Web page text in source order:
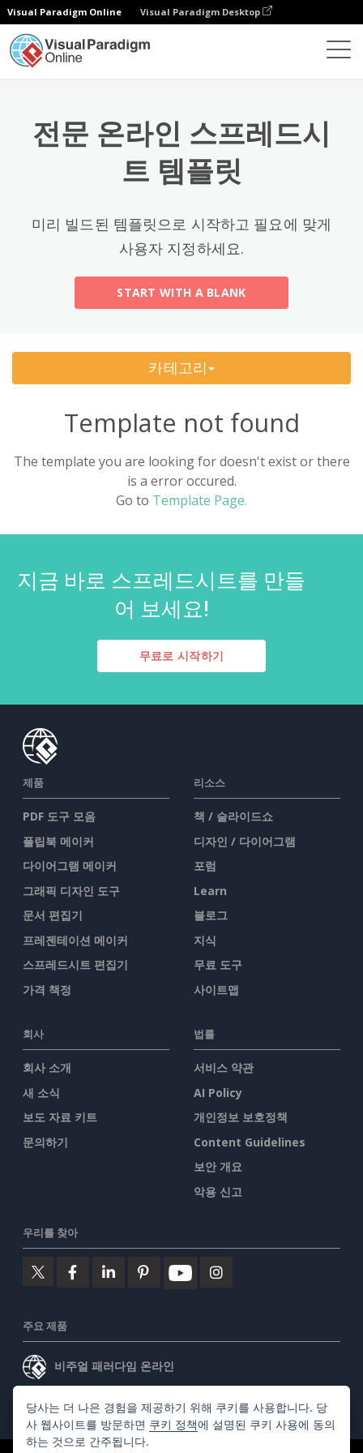
Visual Paradigm Online Visual Paradigm Desktop
전문 온라인 스프레드시
트 템플릿
미리 빌드된 템플릿으로 시작하고 필요에 맞게
사용자 지정하세요.
START WITH A BLANK
×
상위 카테고리
Calendars (13)
Timelines (5)
Agenda (2)
Invoices (17)
Bids And Quotations (2)
Problem Solving (4)
Decision Making (4)
Project Management (10)
Address Books
Quality Management
카테고리
Template not found
The template you are looking for doesn't exist or there
is a error occured.
Go to Template Page.
지금 바로 스프레드시트를 만들
어 보세요!
무료로 시작하기
제품
PDF 도구 모음
플립북 메이커
다이어그램 메이커
그래픽 디자인 도구
문서 편집기
프레젠테이션 메이커
스프레드시트 편집기
가격 책정
리소스
책 / 슬라이드쇼
디자인 / 다이어그램
포럼
Learn
블로그
지식
무료 도구
사이트맵
회사
회사 소개
새 소식
보도 자료 키트
문의하기
법률
서비스 약관
AI Policy
개인정보 보호정책
Content Guidelines
보안 개요
악용 신고
우리를 찾아
주요 제품
비주얼 패러다임 온라인
비주얼 패러다임 데스크톱
당사는 더 나은 경험을 제공하기 위해 쿠키를 사용합니다. 당
사 웹사이트를 방문하면 쿠키 정책에 설명된 쿠키 사용에 동의
하는 것으로 간주됩니다.